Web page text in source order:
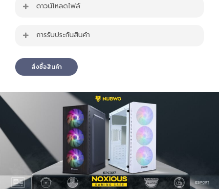
https://www.youtube.com/watch?v=fTlghaDUPd0
ดาวน์โหลดไฟล์
Image PNG
การรับประกันสินค้า
สินค้ารับประกัน 1 ปี
สั่งซื้อสินค้า